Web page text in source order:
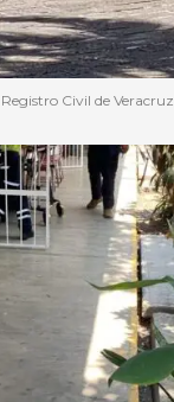
Civil de Veracruz